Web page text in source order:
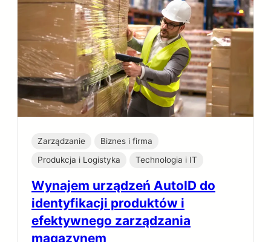
Zarządzanie
Biznes i firma
Produkcja i Logistyka
Technologia i IT
Wynajem urządzeń AutoID do
identyfikacji produktów i
efektywnego zarządzania
magazynem